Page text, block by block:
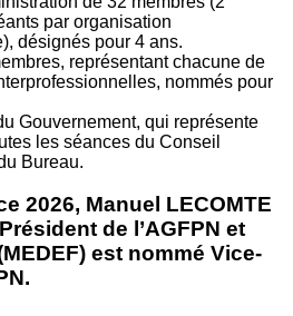
par organisation
désignés pour 4 ans.
représentant chacune de
nommés pour
Gouvernement, qui représente
les séances du Conseil
Bureau.
2026, Manuel LECOMTE
de l’AGFPN et
est nommé Vice-